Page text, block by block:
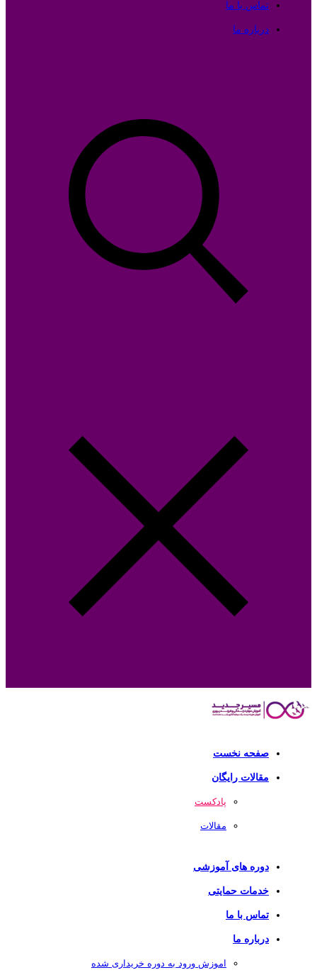
تماس با ما
درباره ما
صفحه نخست
مقالات رایگان
پادکست
مقالات
دوره های آموزشی
خدمات حمایتی
تماس با ما
درباره ما
اموزش ورود به دوره خریداری شده